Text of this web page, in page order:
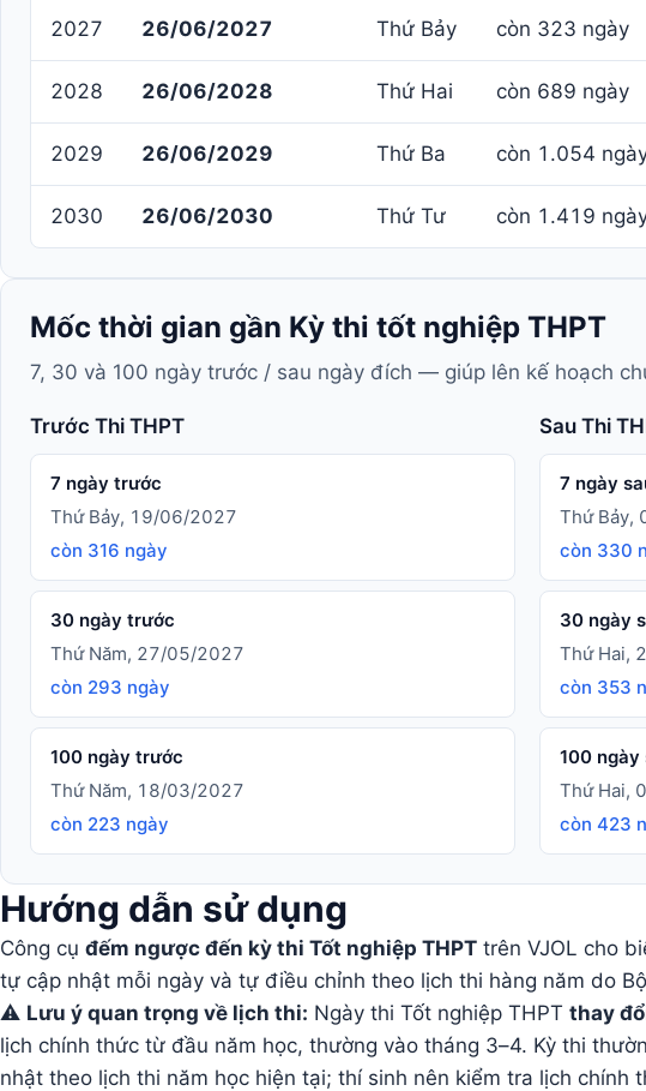
2027 26/06/2027 Thứ Bảy còn 323 ngày
2028 26/06/2028 Thứ Hai còn 689 ngày
2029 26/06/2029 Thứ Ba còn 1.054
2030 26/06/2030 Thứ Tư còn 1.419
Mốc thời gian gần Kỳ thi tốt nghiệp THPT
7, 30 và 100 ngày trước / sau ngày đích — giúp lên kế hoạch
Trước Thi THPT
7 ngày trước
Thứ Bảy, 19/06/2027
còn 316 ngày
30 ngày trước
Thứ Năm, 27/05/2027
còn 293 ngày
100 ngày trước
Thứ Năm, 18/03/2027
còn 223 ngày
Sau Thi
7 ngày
Thứ Bảy,
còn 330
30 ngày
Thứ Hai,
còn 353
100 ngày
Thứ Hai,
còn 423
Hướng dẫn sử dụng
Công cụ đếm ngược đến kỳ thi Tốt nghiệp THPT trên VJOL cho
tự cập nhật mỗi ngày và tự điều chỉnh theo lịch thi hàng năm do
⚠️ Lưu ý quan trọng về lịch thi: Ngày thi Tốt nghiệp THPT thay
lịch chính thức từ đầu năm học, thường vào tháng 3–4. Kỳ thi
nhật theo lịch thi năm học hiện tại; thí sinh nên kiểm tra lịch chính